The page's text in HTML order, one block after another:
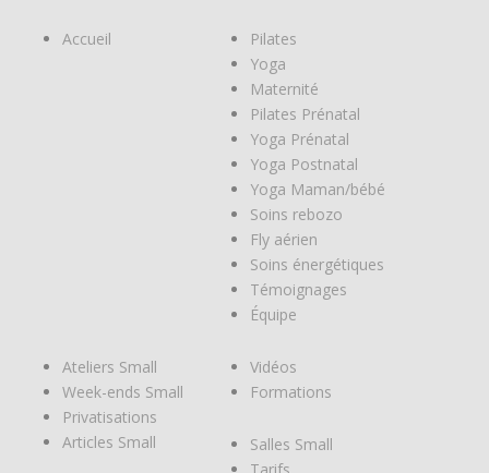
Accueil
Pilates
Yoga
Maternité
Pilates Prénatal
Yoga Prénatal
Yoga Postnatal
Yoga Maman/bébé
Soins rebozo
Fly aérien
Soins énergétiques
Témoignages
Équipe
Ateliers Small
Week-ends Small
Privatisations
Articles Small
Vidéos
Formations
Salles Small